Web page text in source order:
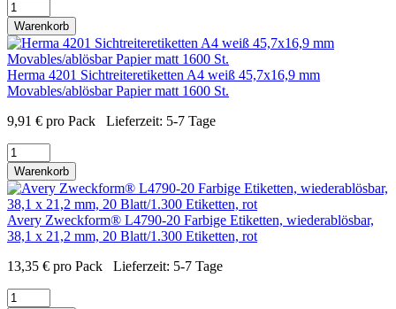
Warenkorb
Herma 4201 Sichtreiteretiketten A4 weiß 45,7x16,9 mm
Movables/ablösbar Papier matt 1600 St.
9,91 € pro Pack Lieferzeit: 5-7 Tage
Warenkorb
Avery Zweckform® L4790-20 Farbige Etiketten, wiederablösbar,
38,1 x 21,2 mm, 20 Blatt/1.300 Etiketten, rot
13,35 € pro Pack Lieferzeit: 5-7 Tage